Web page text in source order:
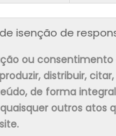
isenção de
ou
distribuir,
de forma
outros atos